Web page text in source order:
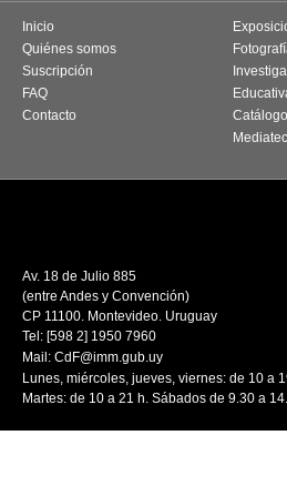
Inicio
Quiénes somos
Suscripción
FAQ
Contacto
Catálogo
Av. 18 de Julio 885
(entre Andes y Convención)
CP 11100. Montevideo. Uruguay
Tel: [598 2] 1950 7960
Mail: CdF@imm.gub.uy
Lunes, miércoles, jueves, viernes: de 10 a
Martes: de 10 a 21 h. Sábados de 9.30 a